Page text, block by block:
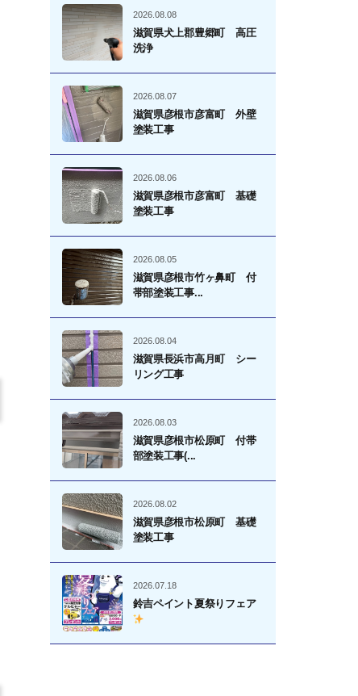
2026.08.08
滋賀県犬上郡豊郷町 高圧
洗浄
2026.08.07
滋賀県彦根市彦富町 外壁
塗装工事
2026.08.06
滋賀県彦根市彦富町 基礎
塗装工事
2026.08.05
滋賀県彦根市竹ヶ鼻町 付
帯部塗装工事...
2026.08.04
滋賀県長浜市高月町 シー
リング工事
2026.08.03
滋賀県彦根市松原町 付帯
部塗装工事(...
2026.08.02
滋賀県彦根市松原町 基礎
塗装工事
2026.07.18
鈴吉ペイント夏祭りフェア